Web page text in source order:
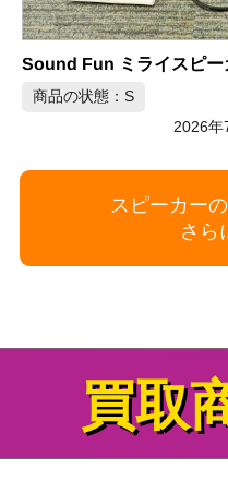
Sound Fun ミライスピー
商品の状態：S
2026年
スピーカー
さら
買取